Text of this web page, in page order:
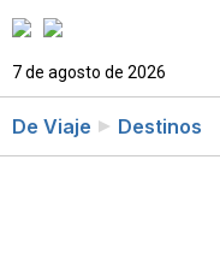
7 de agosto de 2026
De Viaje Destinos